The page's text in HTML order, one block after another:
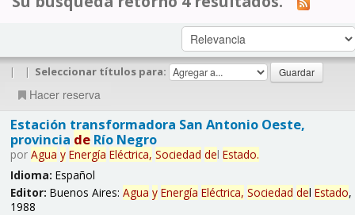
| | Seleccionar títulos para:
Hacer reserva
Estación transformadora San Antonio Oeste,
provincia deRío Negro
por Agua y Energía Eléctrica, Sociedad del Estado.
Idioma: Español
Editor: Buenos Aires: Agua y Energía Eléctrica, Sociedad del Estado,
1988